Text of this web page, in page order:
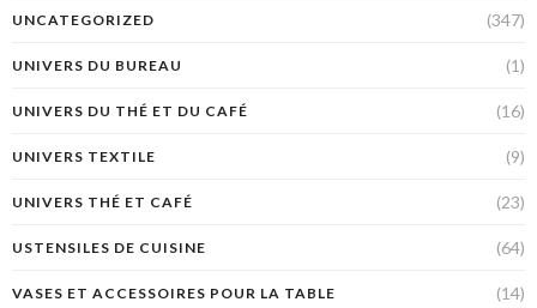
UNCATEGORIZED (347)
UNIVERS DU BUREAU (1)
UNIVERS DU THÉ ET DU CAFÉ (16)
UNIVERS TEXTILE (9)
UNIVERS THÉ ET CAFÉ (23)
USTENSILES DE CUISINE (64)
VASES ET ACCESSOIRES POUR LA TABLE (14)